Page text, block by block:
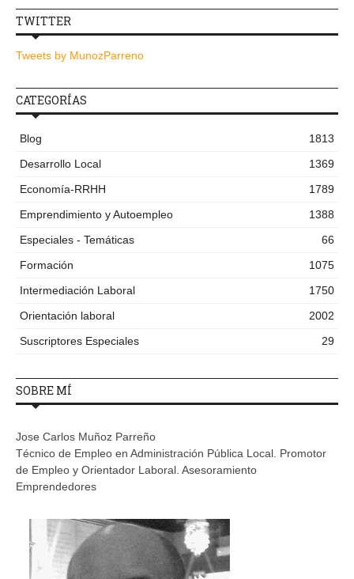
TWITTER
Tweets by MunozParreno
CATEGORÍAS
Blog
1813
Desarrollo Local
1369
Economía-RRHH
1789
Emprendimiento y Autoempleo
1388
Especiales - Temáticas
66
Formación
1075
Intermediación Laboral
1750
Orientación laboral
2002
Suscriptores Especiales
29
SOBRE MÍ
Jose Carlos Muñoz Parreño
Técnico de Empleo en Administración Pública Local. Promotor
de Empleo y Orientador Laboral. Asesoramiento
Emprendedores